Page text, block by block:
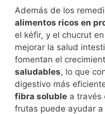
Además de los
alimentos ricos en
el kéfir, y el chucrut
mejorar la salud
fomentan el
saludables, lo que
digestivo más
fibra soluble a través
frutas puede ayudar